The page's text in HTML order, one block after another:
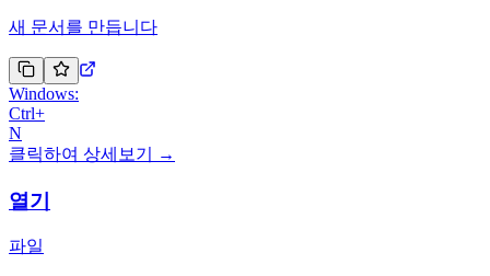
새 문서를 만듭니다
Windows:
Ctrl+
N
클릭하여 상세보기 →
열기
파일